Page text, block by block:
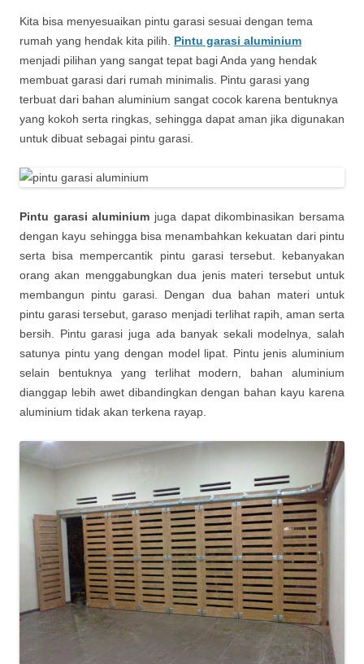
Kita bisa menyesuaikan pintu garasi sesuai dengan tema
rumah yang hendak kita pilih. Pintu garasi aluminium
menjadi pilihan yang sangat tepat bagi Anda yang hendak
membuat garasi dari rumah minimalis. Pintu garasi yang
terbuat dari bahan aluminium sangat cocok karena bentuknya
yang kokoh serta ringkas, sehingga dapat aman jika digunakan
untuk dibuat sebagai pintu garasi.
Pintu garasi aluminium juga dapat dikombinasikan bersama
dengan kayu sehingga bisa menambahkan kekuatan dari pintu
serta bisa mempercantik pintu garasi tersebut. kebanyakan
orang akan menggabungkan dua jenis materi tersebut untuk
membangun pintu garasi. Dengan dua bahan materi untuk
pintu garasi tersebut, garaso menjadi terlihat rapih, aman serta
bersih. Pintu garasi juga ada banyak sekali modelnya, salah
satunya pintu yang dengan model lipat. Pintu jenis aluminium
selain bentuknya yang terlihat modern, bahan aluminium
dianggap lebih awet dibandingkan dengan bahan kayu karena
aluminium tidak akan terkena rayap.